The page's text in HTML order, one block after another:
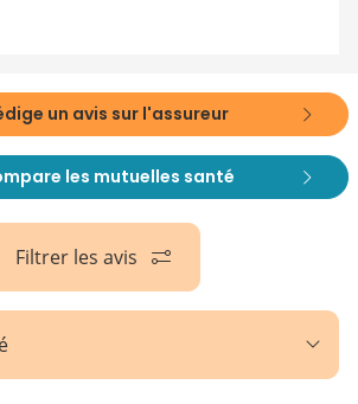
un avis sur l'assureur
les mutuelles santé
Filtrer les avis